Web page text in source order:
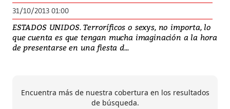
31/10/2013 01:00
ESTADOS UNIDOS. Terroríficos o sexys, no importa, lo
que cuenta es que tengan mucha imaginación a la hora
de presentarse en una fiesta d...
Encuentra más de nuestra cobertura en los resultados
de búsqueda.